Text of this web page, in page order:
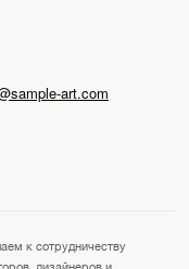
art.com
к сотрудничеству
дизайнеров и